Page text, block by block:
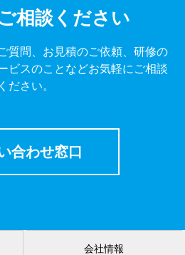
相談ください
質問、お見積のご依頼、研修の
ビスのことなどお気軽にご相談
ください。
合わせ窓口
会社情報